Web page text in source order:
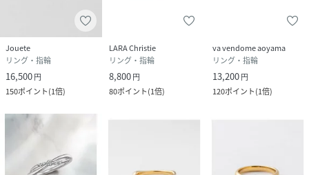
Jouete
リング・指輪
16,500円
150ポイント(1倍)
LARA Christie
リング・指輪
8,800円
80ポイント(1倍)
va vendome aoyama
リング・指輪
13,200円
120ポイント(1倍)